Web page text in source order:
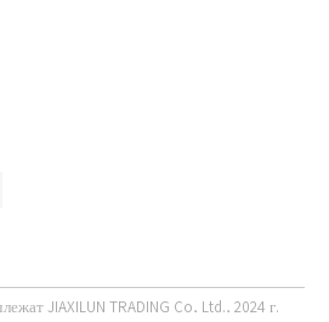
JIAXILUN TRADING Co, Ltd., 2024 г.